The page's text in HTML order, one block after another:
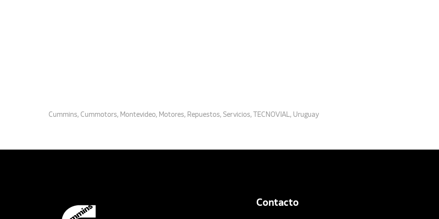
Cummins, Cummotors, Montevideo, Motores, Repuestos, Servicios, TECNOVIAL, Uruguay
Contacto